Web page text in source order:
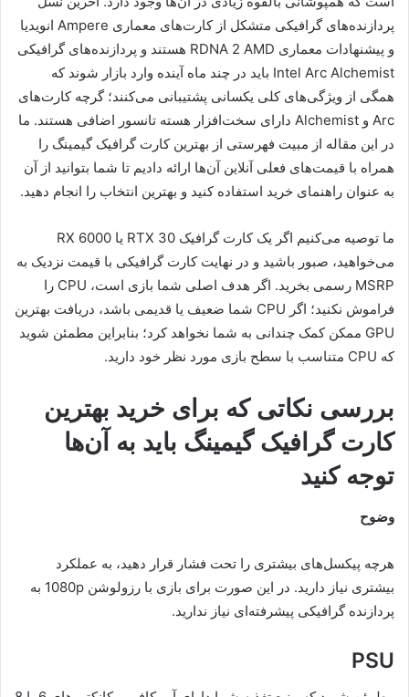
پردازنده‌های گرافیکی متشکل از کارت‌های معماری Ampere انویدیا
و پیشنهادات معماری RDNA 2 AMD هستند و پردازنده‌های گرافیکی
Intel Arc Alchemist باید در چند ماه آینده وارد بازار شوند که
همگی از ویژگی‌های کلی یکسانی پشتیبانی می‌کنند؛ گر‌چه کارت‌های
Arc و Alchemist دارای سخت‌افزار هسته تانسور اضافی هستند. ما
در این مقاله از مبیت فهرستی از بهترین کارت گرافیک گیمینگ را
همراه با قیمت‌های فعلی آنلاین آن‌ها ارائه دادیم تا شما بتوانید از آن
به عنوان راهنمای خرید استفاده کنید و بهترین انتخاب را انجام دهید.
ما توصیه می‌کنیم اگر یک کارت گرافیک RTX 30 یا RX 6000
می‌خواهید، صبور باشید و در نهایت کارت گرافیکی با قیمت نزدیک به
MSRP رسمی بخرید. اگر هدف اصلی شما بازی است، CPU را
فراموش نکنید؛ اگر CPU شما ضعیف یا قدیمی باشد، دریافت بهترین
GPU ممکن کمک چندانی به شما نخواهد کرد؛ بنا‌بر‌این مطمئن شوید
که CPU متناسب با سطح بازی مورد نظر خود دارید.
بررسی نکاتی که برای خرید بهترین
کارت گرافیک گیمینگ باید به آن‌ها
توجه کنید
وضوح
هر‌چه پیکسل‌های بیشتری را تحت فشار قرار دهید، به عملکرد
بیشتری نیاز دارید. در این صورت برای بازی با رزولوشن 1080p به
پردازنده گرافیکی پیشرفته‌ای نیاز ندارید.
PSU